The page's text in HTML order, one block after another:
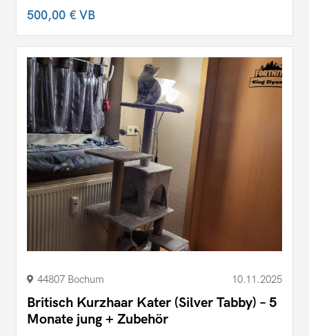
500,00 €VB
44807 Bochum 10.11.2025
Britisch Kurzhaar Kater (Silver Tabby) – 5
Monate jung + Zubehör